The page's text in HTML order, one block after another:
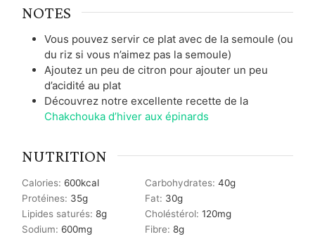
NOTES
Vous pouvez servir ce plat avec de la semoule (ou
du riz si vous n’aimez pas la semoule)
Ajoutez un peu de citron pour ajouter un peu
d’acidité au plat
Découvrez notre excellente recette de la
Chakchouka d’hiver aux épinards
NUTRITION
Calories: 600kcal Carbohydrates: 40g
Protéines: 35g Fat: 30g
Lipides saturés: 8g Choléstérol: 120mg
Sodium: 600mg Fibre: 8g